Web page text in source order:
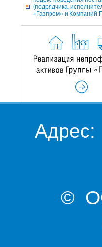
(подрядчика,
«Газпром» и Компаний
Адрес:
©